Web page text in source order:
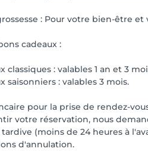
: Pour votre bien-être
cadeaux :
classiques : valables 1 an et 3
saisonniers : valables 3 mois.
pour la prise de rendez-
votre réservation, nous
(moins de 24 heures à